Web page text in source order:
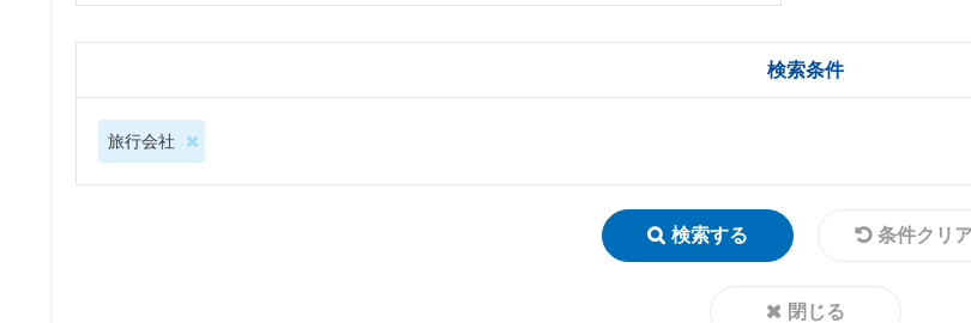
検索条件
旅行会社
検索する 条件クリア
閉じる